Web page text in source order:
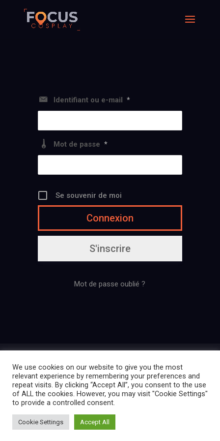
Identifiant ou e-mail *
Mot de passe *
Se souvenir de moi
S'inscrire
Mot de passe oublié ?
Mentions légales
Politique de confidentialité
Créé par La Ligue des Cosplayers
Extraordinaires | 2025
We use cookies on our website to give you the most
relevant experience by remembering your preferences and
repeat visits. By clicking “Accept All”, you consent to the use
of ALL the cookies. However, you may visit "Cookie Settings"
to provide a controlled consent.
Cookie Settings Accept All